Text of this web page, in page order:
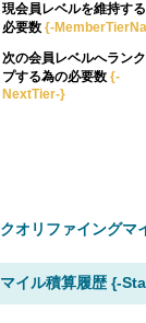
現会員レベルを維持す
必要数 {-
次の会員レベルへラン
プする為の必要数 {-
NextTier-}
クオリファイングマ
マイル積算履歴 {-